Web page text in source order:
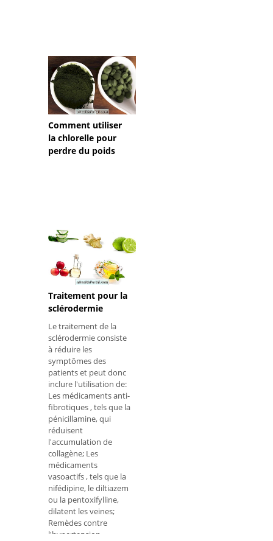
Comment utiliser
la chlorelle pour
perdre du poids
Traitement pour la
sclérodermie
Le traitement de la
sclérodermie consiste
à réduire les
symptômes des
patients et peut donc
inclure l'utilisation de:
Les médicaments anti-
fibrotiques , tels que la
pénicillamine, qui
réduisent
l'accumulation de
collagène; Les
médicaments
vasoactifs , tels que la
nifédipine, le diltiazem
ou la pentoxifylline,
dilatent les veines;
Remèdes contre
l'hypertension